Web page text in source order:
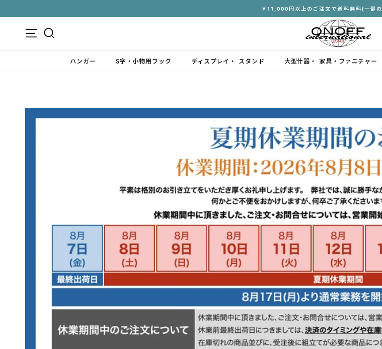
キ
ス
ラ
イ
止
す
る
￥11,000円以上のご注文で送料無料(一部
メニュー
ハンガー S字・小物用フック ディスプレイ・ スタンド 大型什器・ 家具・ファニチャー